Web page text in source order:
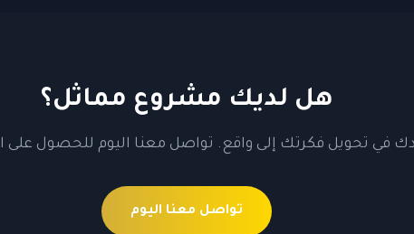
هل لديك مشروع مماثل؟
في تحويل فكرتك إلى واقع. تواصل معنا اليوم للحصول على
تواصل معنا اليوم